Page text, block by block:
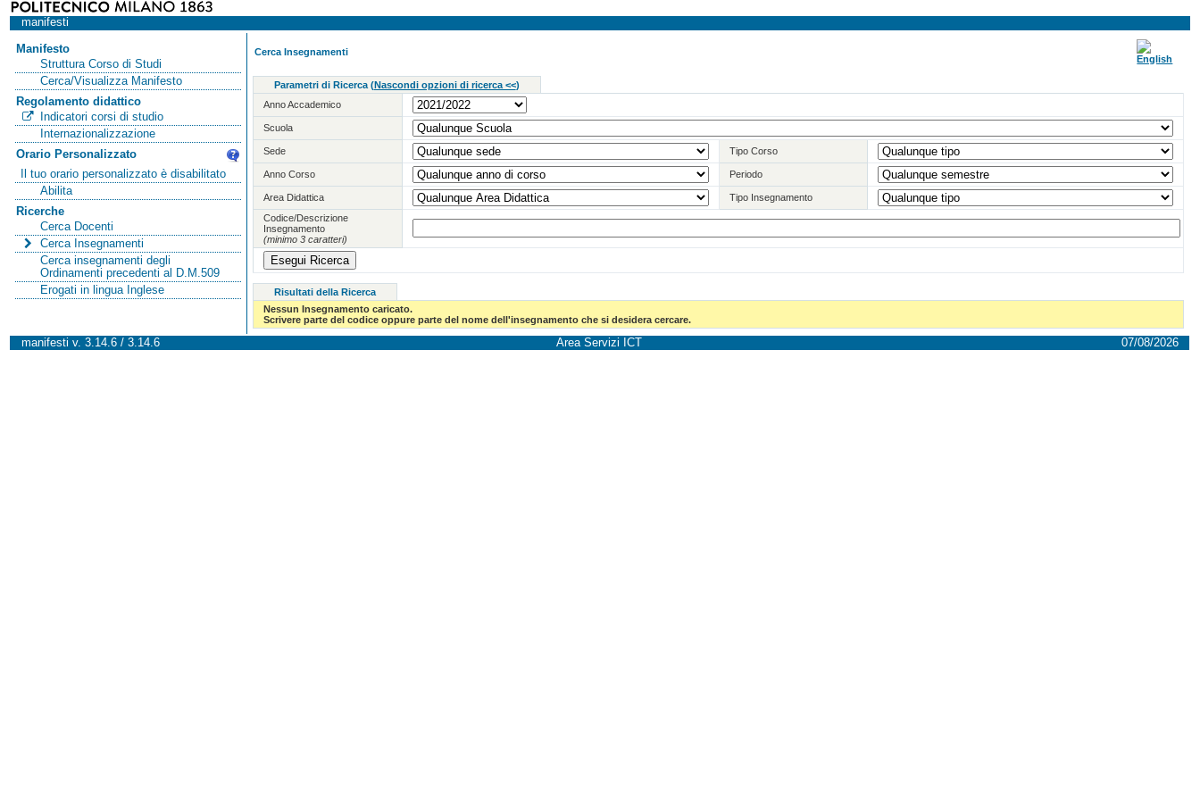
manifesti
Manifesto
Struttura Corso di Studi
Cerca/Visualizza Manifesto
Regolamento didattico
Indicatori corsi di studio
Internazionalizzazione
Orario Personalizzato
Il tuo orario personalizzato è disabilitato
Abilita
Ricerche
Cerca Docenti
Cerca Insegnamenti
Cerca insegnamenti degli
Ordinamenti precedenti al D.M.509
Erogati in lingua Inglese
Cerca Insegnamenti
Parametri di Ricerca (Nascondi opzioni di ricerca <<)
Anno Accademico
Scuola
Sede Tipo Corso
Anno Corso Periodo
Area Didattica
Tipo Insegnamento
Codice/Descrizione
Insegnamento
(minimo 3 caratteri)
Risultati della Ricerca
Nessun Insegnamento caricato.
Scrivere parte del codice oppure parte del nome dell'insegnamento che si desidera cercare.
manifesti v. 3.14.6 / 3.14.6 Area Servizi ICT 07/08/2026